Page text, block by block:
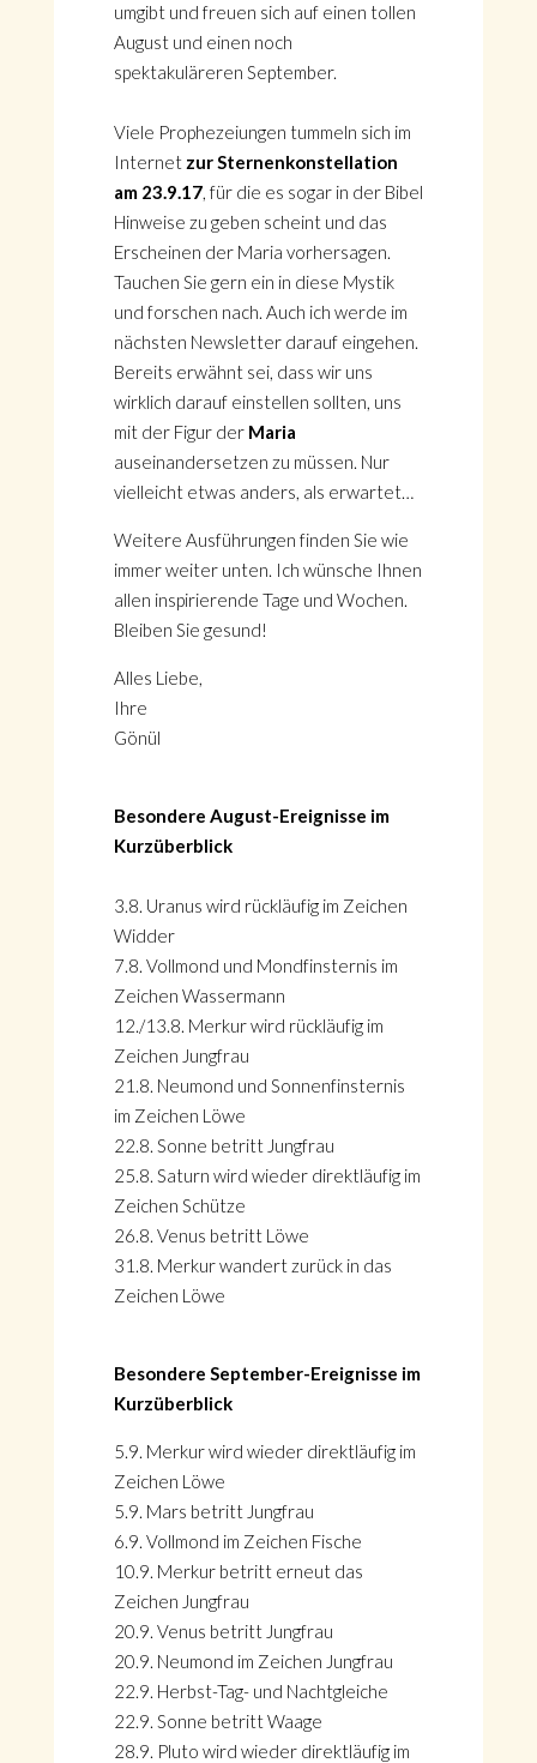
umgibt und freuen sich auf einen tollen
August und einen noch
spektakuläreren September.
Viele Prophezeiungen tummeln sich im
Internet zur Sternenkonstellation
am 23.9.17, für die es sogar in der Bibel
Hinweise zu geben scheint und das
Erscheinen der Maria vorhersagen.
Tauchen Sie gern ein in diese Mystik
und forschen nach. Auch ich werde im
nächsten Newsletter darauf eingehen.
Bereits erwähnt sei, dass wir uns
wirklich darauf einstellen sollten, uns
mit der Figur der Maria
auseinandersetzen zu müssen. Nur
vielleicht etwas anders, als erwartet…
Weitere Ausführungen finden Sie wie
immer weiter unten. Ich wünsche Ihnen
allen inspirierende Tage und Wochen.
Bleiben Sie gesund!
Alles Liebe,
Ihre
Gönül
Besondere August-Ereignisse im
Kurzüberblick
3.8. Uranus wird rückläufig im Zeichen
Widder
7.8. Vollmond und Mondfinsternis im
Zeichen Wassermann
12./13.8. Merkur wird rückläufig im
Zeichen Jungfrau
21.8. Neumond und Sonnenfinsternis
im Zeichen Löwe
22.8. Sonne betritt Jungfrau
25.8. Saturn wird wieder direktläufig im
Zeichen Schütze
26.8. Venus betritt Löwe
31.8. Merkur wandert zurück in das
Zeichen Löwe
Besondere September-Ereignisse im
Kurzüberblick
5.9. Merkur wird wieder direktläufig im
Zeichen Löwe
5.9. Mars betritt Jungfrau
6.9. Vollmond im Zeichen Fische
10.9. Merkur betritt erneut das
Zeichen Jungfrau
20.9. Venus betritt Jungfrau
20.9. Neumond im Zeichen Jungfrau
22.9. Herbst-Tag- und Nachtgleiche
22.9. Sonne betritt Waage
28.9. Pluto wird wieder direktläufig im